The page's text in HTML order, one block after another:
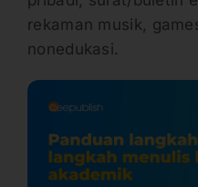
rekaman musik,
nonedukasi.